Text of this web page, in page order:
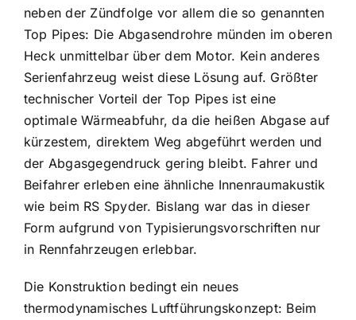
neben der Zündfolge vor allem die so genannten
Top Pipes: Die Abgasendrohre münden im oberen
Heck unmittelbar über dem Motor. Kein anderes
Serienfahrzeug weist diese Lösung auf. Größter
technischer Vorteil der Top Pipes ist eine
optimale Wärmeabfuhr, da die heißen Abgase auf
kürzestem, direktem Weg abgeführt werden und
der Abgasgegendruck gering bleibt. Fahrer und
Beifahrer erleben eine ähnliche Innenraumakustik
wie beim RS Spyder. Bislang war das in dieser
Form aufgrund von Typisierungsvorschriften nur
in Rennfahrzeugen erlebbar.
Die Konstruktion bedingt ein neues
thermodynamisches Luftführungskonzept: Beim